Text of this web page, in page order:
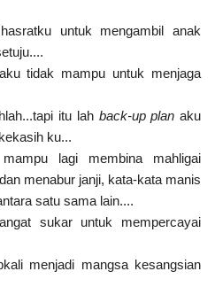
untuk mengambil anak
tidak mampu untuk menjaga
itu lah back-up plan aku
ku...
lagi membina mahligai
menabur janji, kata-kata manis
satu sama lain....
sukar untuk mempercayai
menjadi mangsa kesangsian